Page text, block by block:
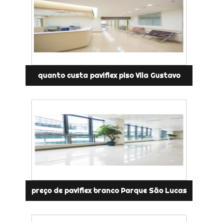
quanto custa paviflex piso Vila Gustavo
preço de paviflex branco Parque São Lucas